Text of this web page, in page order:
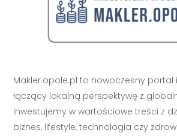
Makler.opole.pl to nowoczesny
łączący lokalną perspektywę z
Inwestujemy w wartościowe treści z
biznes, lifestyle, technologia czy